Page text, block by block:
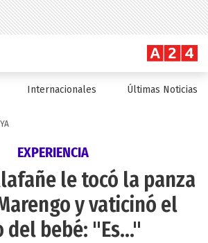
Internacionales Últimas Noticias
EXPERIENCIA
le tocó la panza
y vaticinó el
del bebé: "Es..."